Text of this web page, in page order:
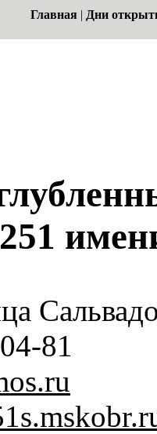
Главная | Дни
81